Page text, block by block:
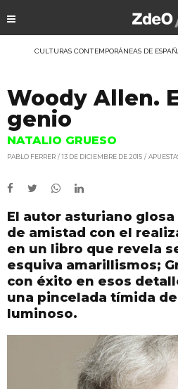
CULTURAS CONTEMPORÁNEAS DE
Woody Allen.
genio
NATALIO GRUESO
PABLO FERRER 13 DE DICIEMBRE DE 2015
El autor asturiano
de amistad con el
en un libro que revela
esquiva amarillismos;
con éxito en esos
una pincelada tímida
luminoso.